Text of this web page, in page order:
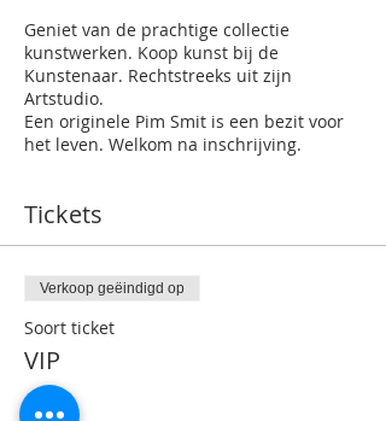
Geniet van de prachtige collectie
kunstwerken. Koop kunst bij de
Kunstenaar. Rechtstreeks uit zijn
Artstudio.
Een originele Pim Smit is een bezit voor
het leven. Welkom na inschrijving.
Tickets
Verkoop geëindigd op
Soort ticket
VIP
Prijs